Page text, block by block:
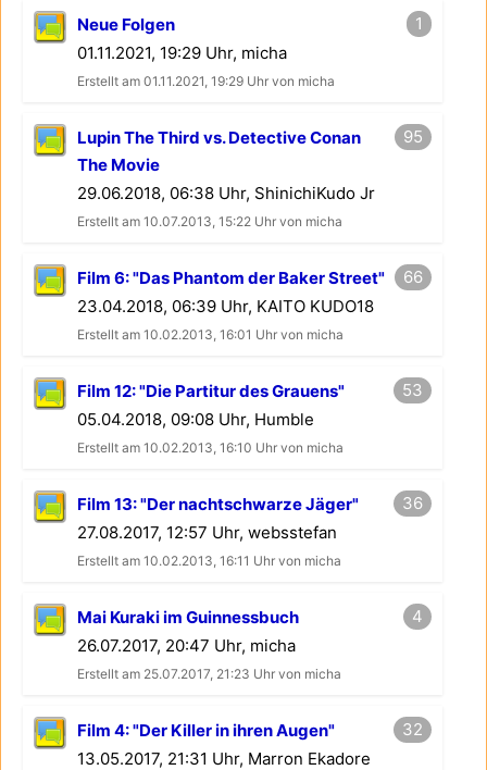
Neue Folgen
01.11.2021, 19:29 Uhr, micha
Erstellt am 01.11.2021, 19:29 Uhr von micha
1
Lupin The Third vs. Detective Conan
The Movie
29.06.2018, 06:38 Uhr, ShinichiKudo Jr
Erstellt am 10.07.2013, 15:22 Uhr von micha
95
Film 6: "Das Phantom der Baker Street"
23.04.2018, 06:39 Uhr, KAITO KUDO18
Erstellt am 10.02.2013, 16:01 Uhr von micha
66
Film 12: "Die Partitur des Grauens"
05.04.2018, 09:08 Uhr, Humble
Erstellt am 10.02.2013, 16:10 Uhr von micha
53
Film 13: "Der nachtschwarze Jäger"
27.08.2017, 12:57 Uhr, websstefan
Erstellt am 10.02.2013, 16:11 Uhr von micha
36
Mai Kuraki im Guinnessbuch
26.07.2017, 20:47 Uhr, micha
Erstellt am 25.07.2017, 21:23 Uhr von micha
4
Film 4: "Der Killer in ihren Augen"
13.05.2017, 21:31 Uhr, Marron Ekadore
32